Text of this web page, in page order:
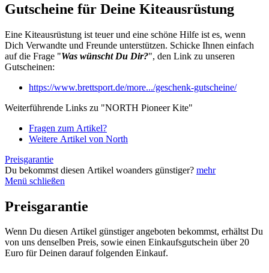
Gutscheine für Deine Kiteausrüstung
Eine Kiteausrüstung ist teuer und eine schöne Hilfe ist es, wenn
Dich Verwandte und Freunde unterstützen. Schicke Ihnen einfach
auf die Frage "Was wünscht Du Dir?", den Link zu unseren
Gutscheinen:
https://www.brettsport.de/more.../geschenk-gutscheine/
Weiterführende Links zu "NORTH Pioneer Kite"
Fragen zum Artikel?
Weitere Artikel von North
Preisgarantie
Du bekommst diesen Artikel woanders günstiger? mehr
Menü schließen
Preisgarantie
Wenn Du diesen Artikel günstiger angeboten bekommst, erhältst Du
von uns denselben Preis, sowie einen Einkaufsgutschein über 20
Euro für Deinen darauf folgenden Einkauf.